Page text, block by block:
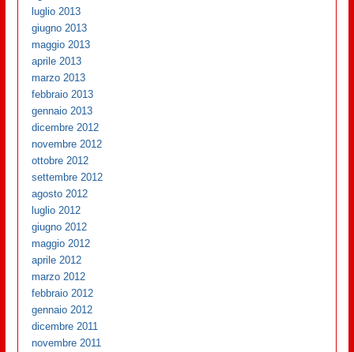
luglio 2013
giugno 2013
maggio 2013
aprile 2013
marzo 2013
febbraio 2013
gennaio 2013
dicembre 2012
novembre 2012
ottobre 2012
settembre 2012
agosto 2012
luglio 2012
giugno 2012
maggio 2012
aprile 2012
marzo 2012
febbraio 2012
gennaio 2012
dicembre 2011
novembre 2011